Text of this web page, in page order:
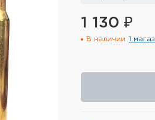
1 130 ₽
В наличии 1